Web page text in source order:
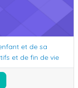
et de sa
et de fin de vie